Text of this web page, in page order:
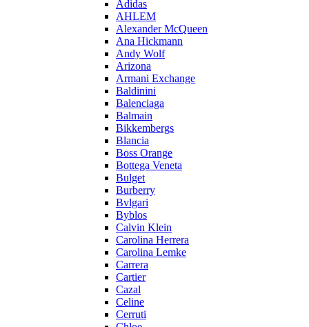
Adidas
AHLEM
Alexander McQueen
Ana Hickmann
Andy Wolf
Arizona
Armani Exchange
Baldinini
Balenciaga
Balmain
Bikkembergs
Blancia
Boss Orange
Bottega Veneta
Bulget
Burberry
Bvlgari
Byblos
Calvin Klein
Carolina Herrera
Carolina Lemke
Carrera
Cartier
Cazal
Celine
Cerruti